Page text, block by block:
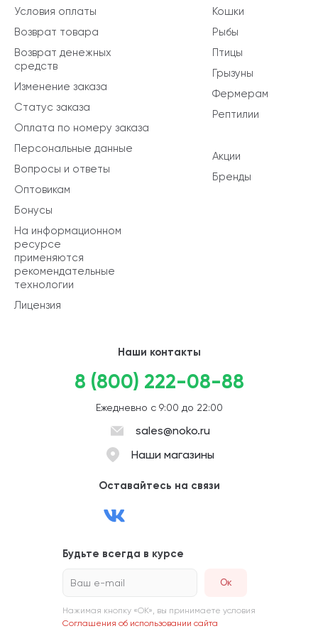
Кошки
Рыбы
Птицы
Грызуны
Фермерам
Рептилии
Акции
Бренды
Условия оплаты
Возврат товара
Возврат денежных
средств
Изменение заказа
Статус заказа
Оплата по номеру заказа
Персональные данные
Вопросы и ответы
Оптовикам
Бонусы
На информационном
ресурсе
применяются
рекомендательные
технологии
Лицензия
Наши контакты
8 (800) 222-08-88
Ежедневно с 9:00 до 22:00
sales@noko.ru
Наши магазины
Оставайтесь на связи
Будьте всегда в курсе
Ваш e-mail
Нажимая кнопку «ОК», вы принимаете условия
Соглашения об использовании сайта